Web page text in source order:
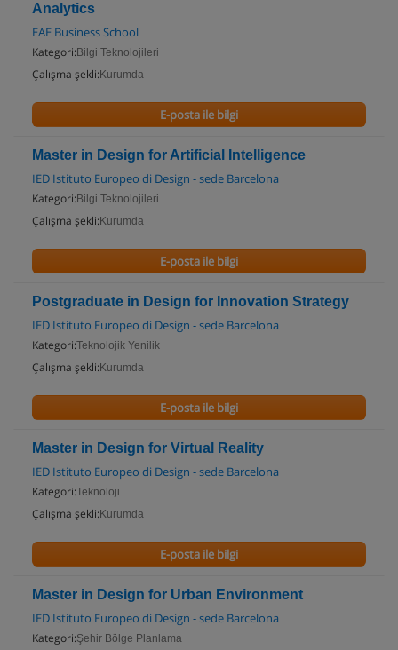
Analytics
EAE Business School
Kategori: Bilgi Teknolojileri
Çalışma şekli: Kurumda
E-posta ile bilgi
Master in Design for Artificial Intelligence
IED Istituto Europeo di Design - sede Barcelona
Kategori: Bilgi Teknolojileri
Çalışma şekli: Kurumda
E-posta ile bilgi
Postgraduate in Design for Innovation Strategy
IED Istituto Europeo di Design - sede Barcelona
Kategori:Teknolojik Yenilik
Çalışma şekli: Kurumda
E-posta ile bilgi
Master in Design for Virtual Reality
IED Istituto Europeo di Design - sede Barcelona
Kategori:Teknoloji
Çalışma şekli: Kurumda
E-posta ile bilgi
Master in Design for Urban Environment
IED Istituto Europeo di Design - sede Barcelona
Kategori:Şehir Bölge Planlama